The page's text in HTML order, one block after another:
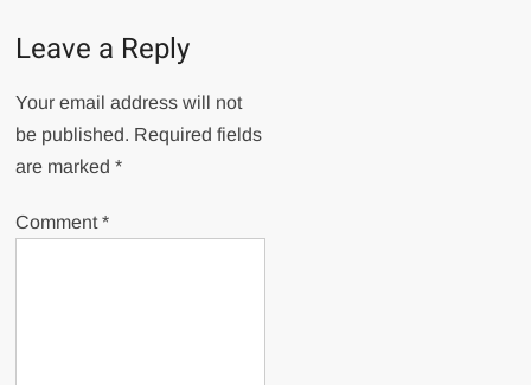
Leave a Reply
Your email address will not
be published. Required fields
are marked*
Comment*